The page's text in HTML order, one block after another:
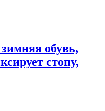
обувь,
стопу,